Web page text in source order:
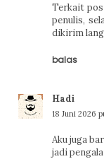
Terkait
penulis,
dikirim
balas
Hadi
18 Juni 2026
Aku juga
jadi